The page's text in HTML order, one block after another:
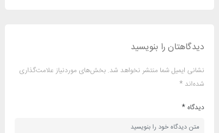
دیدگاهتان را بنویسید
نشانی ایمیل شما منتشر نخواهد شد. بخش‌های موردنیاز علامت‌گذاری
شده‌اند *
دیدگاه *